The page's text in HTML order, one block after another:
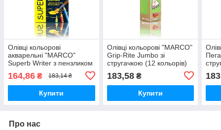
Олівці кольорові
акварельні "MARCO"
Superb Writer з пензликом
(24 кольори) 4120-24CB
164,86 ₴ 183,14 ₴
Купити
Олівці кольорові "MARCO"
Grip-Rite Jumbo зі
стругачкою (12 кольорів)
183,58₴
Купити
Про нас